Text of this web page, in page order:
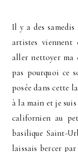
Il y a des
artistes viennent
aller nettoyer ma
pas pourquoi ce
posée dans cette
à la main et je
californien au
basilique Saint-
laissais bercer